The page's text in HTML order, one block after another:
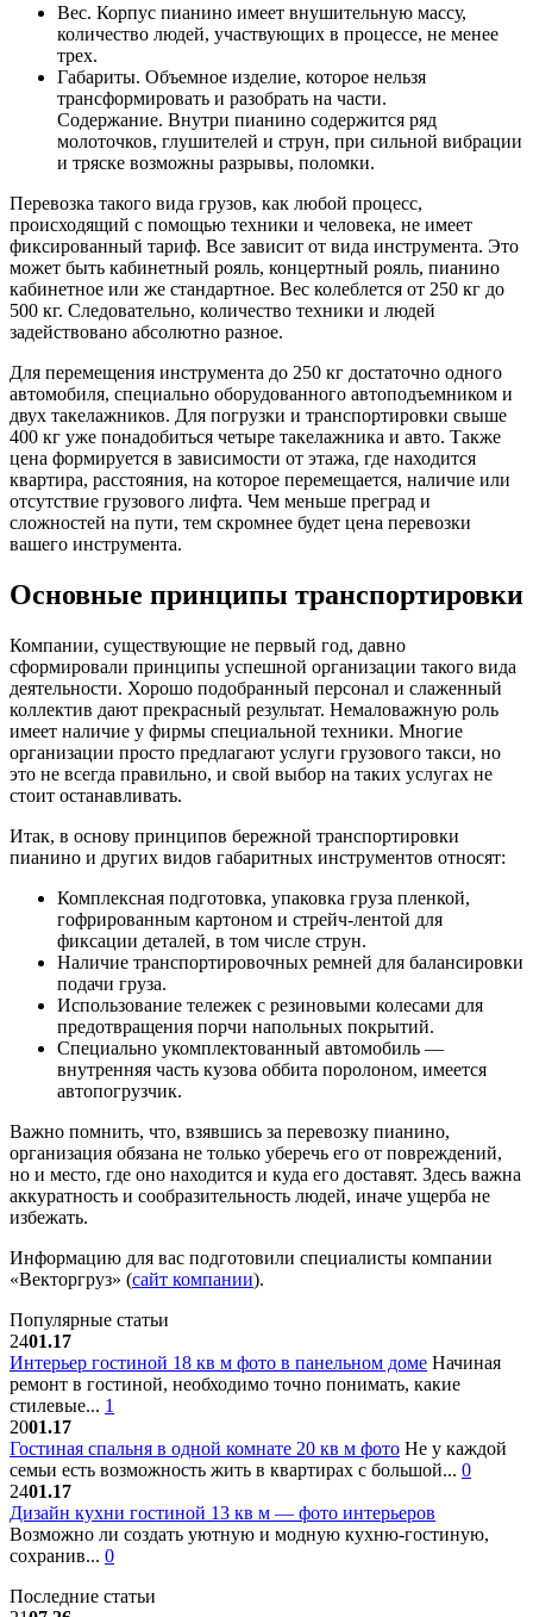
Вес. Корпус пианино имеет внушительную массу,
количество людей, участвующих в процессе, не менее
трех.
Габариты. Объемное изделие, которое нельзя
трансформировать и разобрать на части.
Содержание. Внутри пианино содержится ряд
молоточков, глушителей и струн, при сильной вибрации
и тряске возможны разрывы, поломки.
Перевозка такого вида грузов, как любой процесс,
происходящий с помощью техники и человека, не имеет
фиксированный тариф. Все зависит от вида инструмента. Это
может быть кабинетный рояль, концертный рояль, пианино
кабинетное или же стандартное. Вес колеблется от 250 кг до
500 кг. Следовательно, количество техники и людей
задействовано абсолютно разное.
Для перемещения инструмента до 250 кг достаточно одного
автомобиля, специально оборудованного автоподъемником и
двух такелажников. Для погрузки и транспортировки свыше
400 кг уже понадобиться четыре такелажника и авто. Также
цена формируется в зависимости от этажа, где находится
квартира, расстояния, на которое перемещается, наличие или
отсутствие грузового лифта. Чем меньше преград и
сложностей на пути, тем скромнее будет цена перевозки
вашего инструмента.
Основные принципы транспортировки
Компании, существующие не первый год, давно
сформировали принципы успешной организации такого вида
деятельности. Хорошо подобранный персонал и слаженный
коллектив дают прекрасный результат. Немаловажную роль
имеет наличие у фирмы специальной техники. Многие
организации просто предлагают услуги грузового такси, но
это не всегда правильно, и свой выбор на таких услугах не
стоит останавливать.
Итак, в основу принципов бережной транспортировки
пианино и других видов габаритных инструментов относят:
Комплексная подготовка, упаковка груза пленкой,
гофрированным картоном и стрейч-лентой для
фиксации деталей, в том числе струн.
Наличие транспортировочных ремней для балансировки
подачи груза.
Использование тележек с резиновыми колесами для
предотвращения порчи напольных покрытий.
Специально укомплектованный автомобиль —
внутренняя часть кузова оббита поролоном, имеется
автопогрузчик.
Важно помнить, что, взявшись за перевозку пианино,
организация обязана не только уберечь его от повреждений,
но и место, где оно находится и куда его доставят. Здесь важна
аккуратность и сообразительность людей, иначе ущерба не
избежать.
Информацию для вас подготовили специалисты компании
«Векторгруз» (сайт компании).
Популярные статьи
2401.17
Интерьер гостиной 18 кв м фото в панельном доме Начиная
ремонт в гостиной, необходимо точно понимать, какие
стилевые... 1
2001.17
Гостиная спальня в одной комнате 20 кв м фото Не у каждой
семьи есть возможность жить в квартирах с большой... 0
2401.17
Дизайн кухни гостиной 13 кв м — фото интерьеров
Возможно ли создать уютную и модную кухню-гостиную,
сохранив... 0
Последние статьи